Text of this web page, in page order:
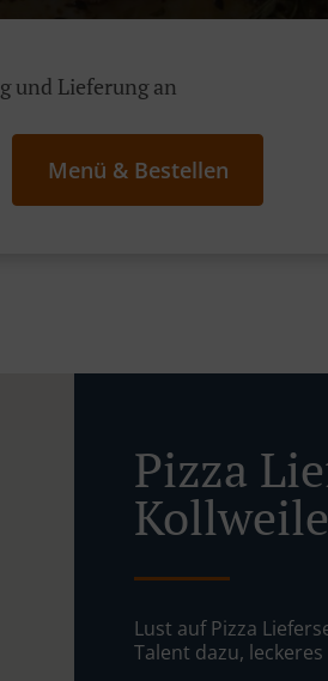
und Lieferung an
Menü & Bestellen
Pizza
Lust auf Pizza
Talent dazu,